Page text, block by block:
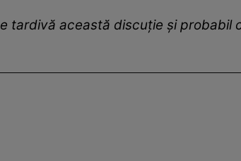
tardivă această discuție și probabil